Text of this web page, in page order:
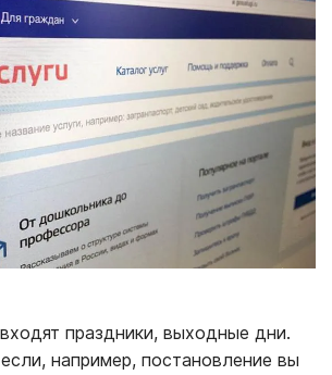
праздники, выходные дни.
например, постановление вы